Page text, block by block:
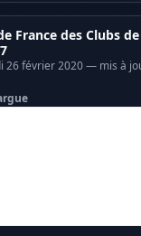
France des Clubs
26 février 2020 — mis à